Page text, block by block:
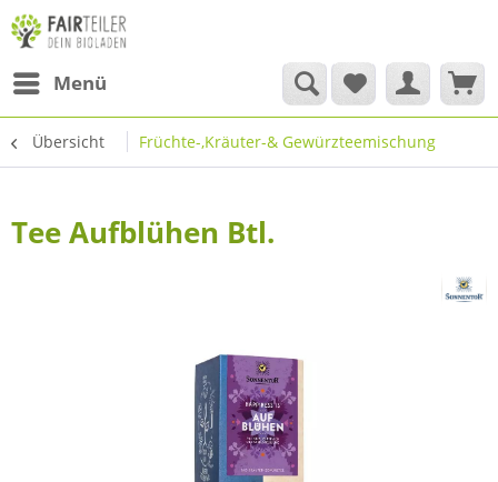
Menü
Übersicht Früchte-,Kräuter-& Gewürzteemischung
Tee Aufblühen Btl.